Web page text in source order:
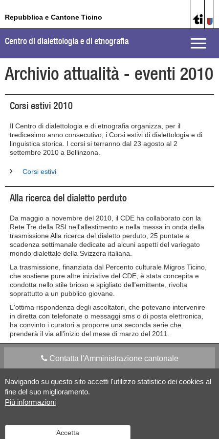
Navigando su questo sito accetti l'utilizzo statistico dei cookies al
fine del suo miglioramento.
Più informazioni
Accetta
Repubblica e Cantone Ticino
Toggle
Centro di dialettologia e di etnografia
Archivio attualità - eventi 2010
Corsi estivi 2010
Il Centro di dialettologia e di etnografia organizza, per il
tredicesimo anno consecutivo, i Corsi estivi di dialettologia e di
linguistica storica. I corsi si terranno dal 23 agosto al 2
settembre 2010 a Bellinzona.
Corsi estivi
Alla ricerca del dialetto perduto
Da maggio a novembre del 2010, il CDE ha collaborato con la
Rete Tre della RSI nell'allestimento e nella messa in onda della
trasmissione Alla ricerca del dialetto perduto, 25 puntate a
scadenza settimanale dedicate ad alcuni aspetti del variegato
mondo dialettale della Svizzera italiana.
La trasmissione, finanziata dal Percento culturale Migros Ticino,
che sostiene pure altre iniziative del CDE, è stata concepita e
condotta nello stile brioso e spigliato dell'emittente, rivolta
soprattutto a un pubblico giovane.
L'ottima rispondenza degli ascoltatori, che potevano intervenire
in diretta con telefonate o messaggi sms o di posta elettronica,
ha convinto i curatori a proporre una seconda serie che
prenderà il via all'inizio del mese di marzo del 2011.
Contatta l'Amministrazione cantonale
Apps Mobile Social media